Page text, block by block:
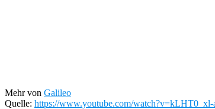
Mehr von Galileo
Quelle: https://www.youtube.com/watch?v=kLHT0_xl-